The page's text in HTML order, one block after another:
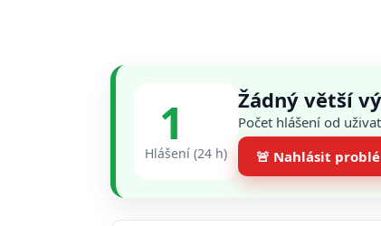
1
Hlášení (24 h)
Žádný větší
Počet hlášení od
🚨 Nahlásit